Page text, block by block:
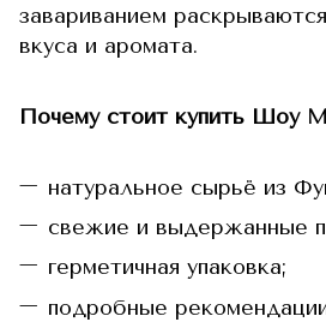
завариванием
вкуса и аромата.
Почему стоит купить Шоу
натуральное сырьё из
свежие и выдержанные
герметичная упаковка;
подробные